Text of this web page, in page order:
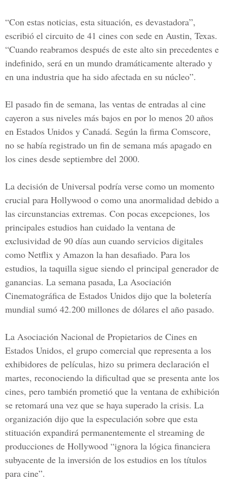
“Con estas noticias, esta situación, es devastadora”,
escribió el circuito de 41 cines con sede en Austin, Texas.
“Cuando reabramos después de este alto sin precedentes e
indefinido, será en un mundo dramáticamente alterado y
en una industria que ha sido afectada en su núcleo”.
El pasado fin de semana, las ventas de entradas al cine
cayeron a sus niveles más bajos en por lo menos 20 años
en Estados Unidos y Canadá. Según la firma Comscore,
no se había registrado un fin de semana más apagado en
los cines desde septiembre del 2000.
La decisión de Universal podría verse como un momento
crucial para Hollywood o como una anormalidad debido a
las circunstancias extremas. Con pocas excepciones, los
principales estudios han cuidado la ventana de
exclusividad de 90 días aun cuando servicios digitales
como Netflix y Amazon la han desafiado. Para los
estudios, la taquilla sigue siendo el principal generador de
ganancias. La semana pasada, La Asociación
Cinematográfica de Estados Unidos dijo que la boletería
mundial sumó 42.200 millones de dólares el año pasado.
La Asociación Nacional de Propietarios de Cines en
Estados Unidos, el grupo comercial que representa a los
exhibidores de películas, hizo su primera declaración el
martes, reconociendo la dificultad que se presenta ante los
cines, pero también prometió que la ventana de exhibición
se retomará una vez que se haya superado la crisis. La
organización dijo que la especulación sobre que esta
stituación expandirá permanentemente el streaming de
producciones de Hollywood “ignora la lógica financiera
subyacente de la inversión de los estudios en los títulos
para cine”.